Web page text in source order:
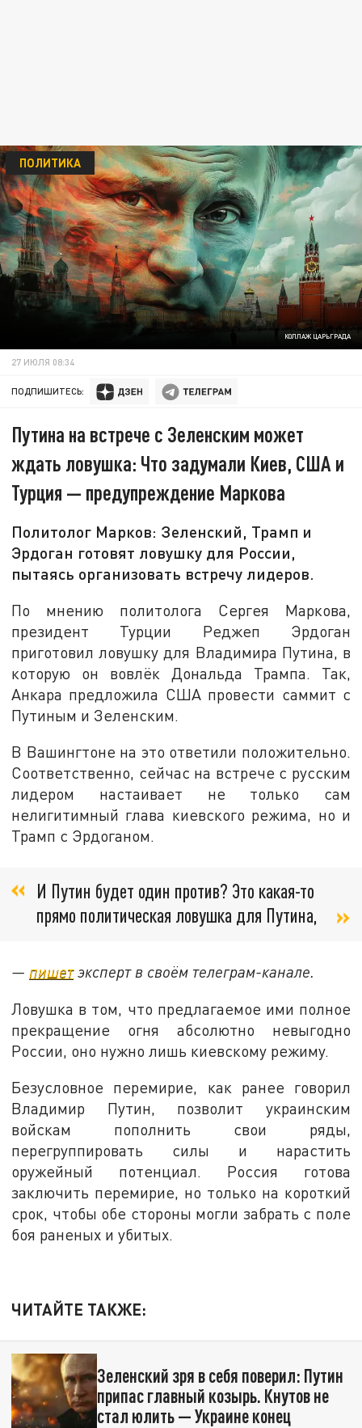
КОЛЛАЖ ЦАРЬГРАДА
ПОЛИТИКА
27 ИЮЛЯ 08:34
ПОДПИШИТЕСЬ:
Путина на встрече с Зеленским может
ждать ловушка: Что задумали Киев, США и
Турция — предупреждение Маркова
Политолог Марков: Зеленский, Трамп и
Эрдоган готовят ловушку для России,
пытаясь организовать встречу лидеров.
По мнению политолога Сергея Маркова,
президент Турции Реджеп Эрдоган
приготовил ловушку для Владимира Путина, в
которую он вовлёк Дональда Трампа. Так,
Анкара предложила США провести саммит с
Путиным и Зеленским.
В Вашингтоне на это ответили положительно.
Соответственно, сейчас на встрече с русским
лидером настаивает не только сам
нелигитимный глава киевского режима, но и
Трамп с Эрдоганом.
И Путин будет один против? Это какая-то
прямо политическая ловушка для Путина,
— пишетэксперт в своём телеграм-канале.
Ловушка в том, что предлагаемое ими полное
прекращение огня абсолютно невыгодно
России, оно нужно лишь киевскому режиму.
Безусловное перемирие, как ранее говорил
Владимир Путин, позволит украинским
войскам пополнить свои ряды,
перегруппировать силы и нарастить
оружейный потенциал. Россия готова
заключить перемирие, но только на короткий
срок, чтобы обе стороны могли забрать с поле
боя раненых и убитых.
ЧИТАЙТЕ ТАКЖЕ:
Зеленский зря в себя поверил: Путин
припас главный козырь. Кнутов не
стал юлить — Украине конец